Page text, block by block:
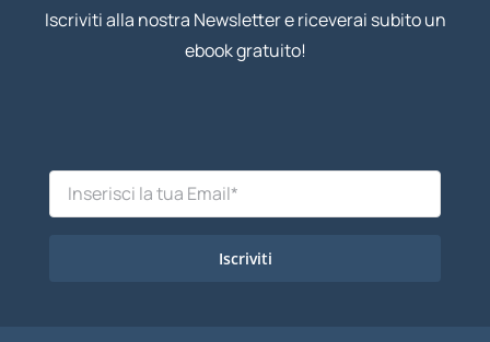
Iscriviti alla nostra Newsletter e riceverai subito un
ebook gratuito!
Iscriviti